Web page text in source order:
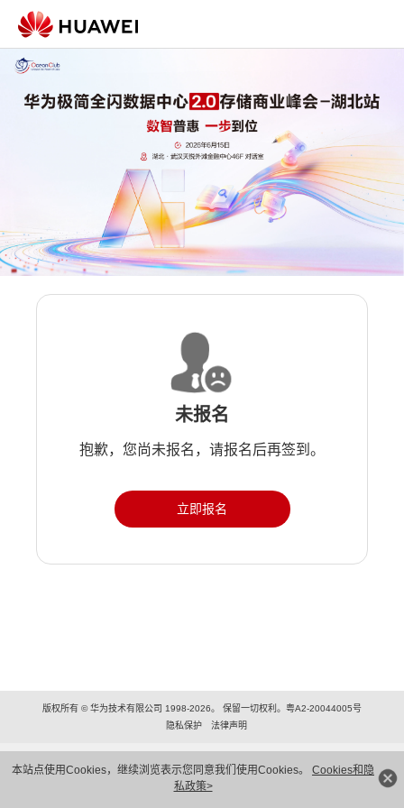
本站点使用Cookies，继续浏览表示您同意我们使用Cookies。 Cookies和隐
私政策>
未报名
抱歉，您尚未报名，请报名后再签到。
立即报名
版权所有 © 华为技术有限公司 1998-2026。 保留一切权利。粤A2-20044005号
隐私保护
法律声明